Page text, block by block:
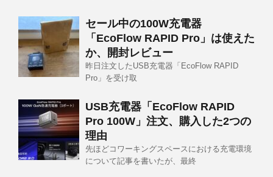
セール中の100W充電器
「EcoFlow RAPID Pro」は使えた
か、開封レビュー
昨日注文したUSB充電器「EcoFlow RAPID
Pro」を受け取
USB充電器「EcoFlow RAPID
Pro 100W」注文、購入した2つの
理由
先ほどコワーキングスペースにおける充電環境
について記事を書いたが、最終